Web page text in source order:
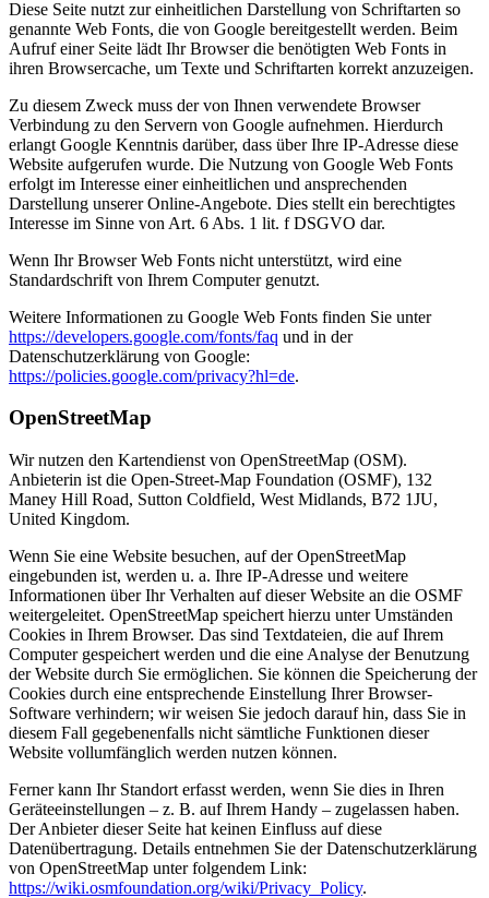
Diese Seite nutzt zur einheitlichen Darstellung von Schriftarten so
genannte Web Fonts, die von Google bereitgestellt werden. Beim
Aufruf einer Seite lädt Ihr Browser die benötigten Web Fonts in
ihren Browsercache, um Texte und Schriftarten korrekt anzuzeigen.
Zu diesem Zweck muss der von Ihnen verwendete Browser
Verbindung zu den Servern von Google aufnehmen. Hierdurch
erlangt Google Kenntnis darüber, dass über Ihre IP-Adresse diese
Website aufgerufen wurde. Die Nutzung von Google Web Fonts
erfolgt im Interesse einer einheitlichen und ansprechenden
Darstellung unserer Online-Angebote. Dies stellt ein berechtigtes
Interesse im Sinne von Art. 6 Abs. 1 lit. f DSGVO dar.
Wenn Ihr Browser Web Fonts nicht unterstützt, wird eine
Standardschrift von Ihrem Computer genutzt.
Weitere Informationen zu Google Web Fonts finden Sie unter
https://developers.google.com/fonts/faq und in der
Datenschutzerklärung von Google:
https://policies.google.com/privacy?hl=de.
OpenStreetMap
Wir nutzen den Kartendienst von OpenStreetMap (OSM).
Anbieterin ist die Open-Street-Map Foundation (OSMF), 132
Maney Hill Road, Sutton Coldfield, West Midlands, B72 1JU,
United Kingdom.
Wenn Sie eine Website besuchen, auf der OpenStreetMap
eingebunden ist, werden u. a. Ihre IP-Adresse und weitere
Informationen über Ihr Verhalten auf dieser Website an die OSMF
weitergeleitet. OpenStreetMap speichert hierzu unter Umständen
Cookies in Ihrem Browser. Das sind Textdateien, die auf Ihrem
Computer gespeichert werden und die eine Analyse der Benutzung
der Website durch Sie ermöglichen. Sie können die Speicherung der
Cookies durch eine entsprechende Einstellung Ihrer Browser-
Software verhindern; wir weisen Sie jedoch darauf hin, dass Sie in
diesem Fall gegebenenfalls nicht sämtliche Funktionen dieser
Website vollumfänglich werden nutzen können.
Ferner kann Ihr Standort erfasst werden, wenn Sie dies in Ihren
Geräteeinstellungen – z. B. auf Ihrem Handy – zugelassen haben.
Der Anbieter dieser Seite hat keinen Einfluss auf diese
Datenübertragung. Details entnehmen Sie der Datenschutzerklärung
von OpenStreetMap unter folgendem Link:
https://wiki.osmfoundation.org/wiki/Privacy_Policy.